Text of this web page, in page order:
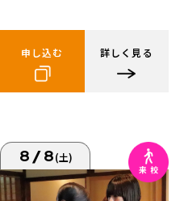
申し込む 詳しく見る
8/8(土)